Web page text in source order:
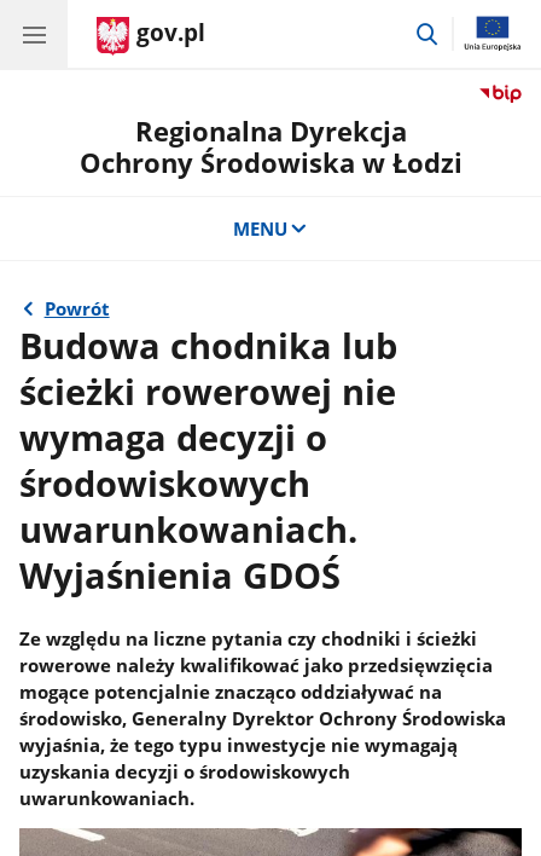
gov.pl
przejdź
Regionalna Dyrekcja
Ochrony Środowiska w Łodzi
MENU
Powrót
Budowa chodnika lub
ścieżki rowerowej nie
wymaga decyzji o
środowiskowych
uwarunkowaniach.
Wyjaśnienia GDOŚ
Ze względu na liczne pytania czy chodniki i ścieżki
rowerowe należy kwalifikować jako przedsięwzięcia
mogące potencjalnie znacząco oddziaływać na
środowisko, Generalny Dyrektor Ochrony Środowiska
wyjaśnia, że tego typu inwestycje nie wymagają
uzyskania decyzji o środowiskowych
uwarunkowaniach.